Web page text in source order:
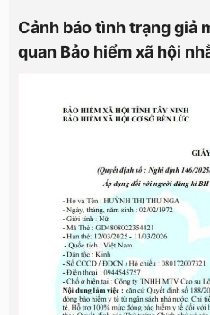
Cảnh báo tình trạng giả
quan Bảo hiểm xã hội